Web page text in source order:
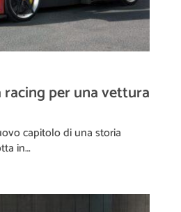
racing per una vettura
capitolo di una storia
in…